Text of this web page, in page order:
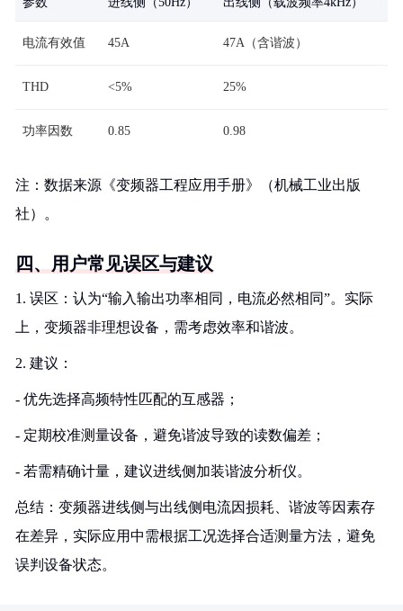
电流有效值 45A 47A（含谐波）
THD <5% 25%
功率因数 0.85 0.98
注：数据来源《变频器工程应用手册》（机械工业出版
社）。
四、用户常见误区与建议
1. 误区：认为“输入输出功率相同，电流必然相同”。实际
上，变频器非理想设备，需考虑效率和谐波。
2. 建议：
- 优先选择高频特性匹配的互感器；
- 定期校准测量设备，避免谐波导致的读数偏差；
- 若需精确计量，建议进线侧加装谐波分析仪。
总结：变频器进线侧与出线侧电流因损耗、谐波等因素存
在差异，实际应用中需根据工况选择合适测量方法，避免
误判设备状态。